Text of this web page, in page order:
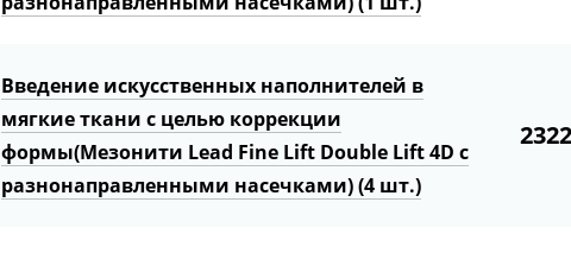
Введение искусственных наполнителей в
мягкие ткани с целью коррекции
формы(Мезонити Lead Fine Lift Double Lift 4D с
разнонаправленными насечками) (4 шт.)